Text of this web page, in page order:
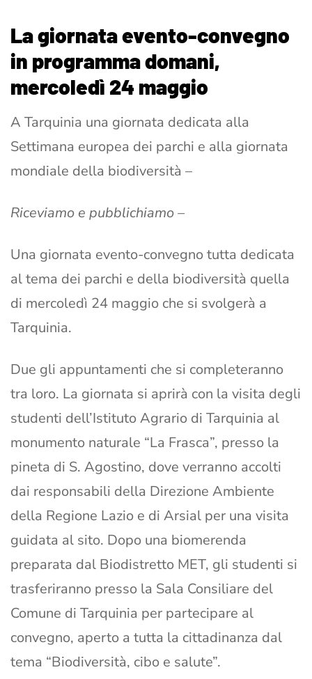
La giornata evento-convegno
in programma domani,
mercoledì 24 maggio
A Tarquinia una giornata dedicata alla
Settimana europea dei parchi e alla giornata
mondiale della biodiversità –
Riceviamo e pubblichiamo –
Una giornata evento-convegno tutta dedicata
al tema dei parchi e della biodiversità quella
di mercoledì 24 maggio che si svolgerà a
Tarquinia.
Due gli appuntamenti che si completeranno
tra loro. La giornata si aprirà con la visita degli
studenti dell’Istituto Agrario di Tarquinia al
monumento naturale “La Frasca”, presso la
pineta di S. Agostino, dove verranno accolti
dai responsabili della Direzione Ambiente
della Regione Lazio e di Arsial per una visita
guidata al sito. Dopo una biomerenda
preparata dal Biodistretto MET, gli studenti si
trasferiranno presso la Sala Consiliare del
Comune di Tarquinia per partecipare al
convegno, aperto a tutta la cittadinanza dal
tema “Biodiversità, cibo e salute”.